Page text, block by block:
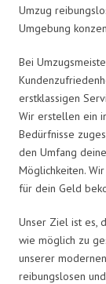
Umzug
Umgebung
Bei
erstklassigen
Wir erstellen ein
Bedürfnisse
den Umfang
Möglichkeiten.
für dein Geld
Unser Ziel ist es,
wie möglich zu
unserer
reibungslosen